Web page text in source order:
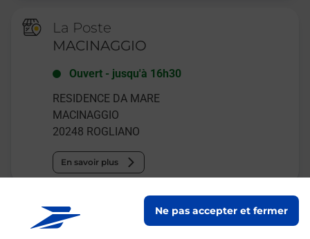
Ne pas accepter et fermer
La Poste
MACINAGGIO
Ouvert - jusqu'à 16h30
RESIDENCE DA MARE
MACINAGGIO
20248 ROGLIANO
En savoir plus
Malin !